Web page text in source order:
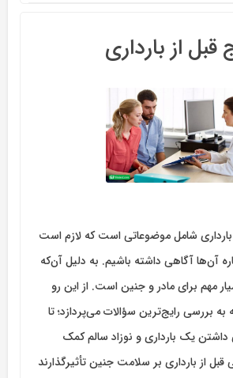
قبل از بارداری
بارداری شامل موضوعاتی است که لازم است
آن‌ها آگاهی داشته باشیم. به دلیل آن‌که
مهم برای مادر و جنین است. از این رو
به بررسی رایج‌ترین سؤالات می‌پردازد؛ تا
داشتن یک بارداری و نوزاد سالم کمک
قبل از بارداری بر سلامت جنین تأثیرگذارند